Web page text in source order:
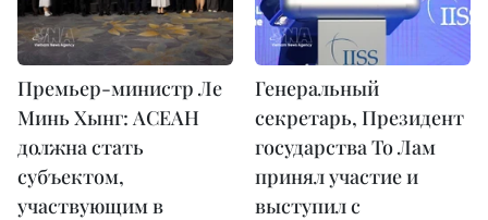
Премьер-министр Ле
Минь Хынг: АСЕАН
должна стать
субъектом,
участвующим в
Генеральный
секретарь, Президент
государства То Лам
принял участие и
выступил с